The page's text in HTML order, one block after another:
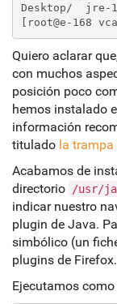
Desktop/  jre-
[root@e-168
Quiero aclarar
con muchos
posición poco
hemos instalado
información
titulado la trampa
Acabamos de
directorio
/usr/
indicar nuestro
plugin de Java.
simbólico (un
plugins de Firefox.
Ejecutamos como